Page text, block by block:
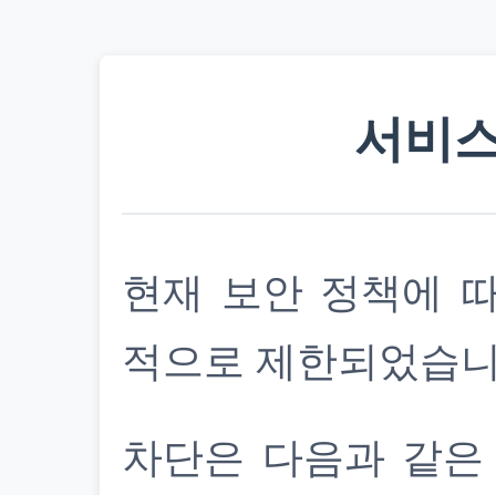
서비
현재 보안 정책에
적으로 제한되었습
차단은 다음과 같